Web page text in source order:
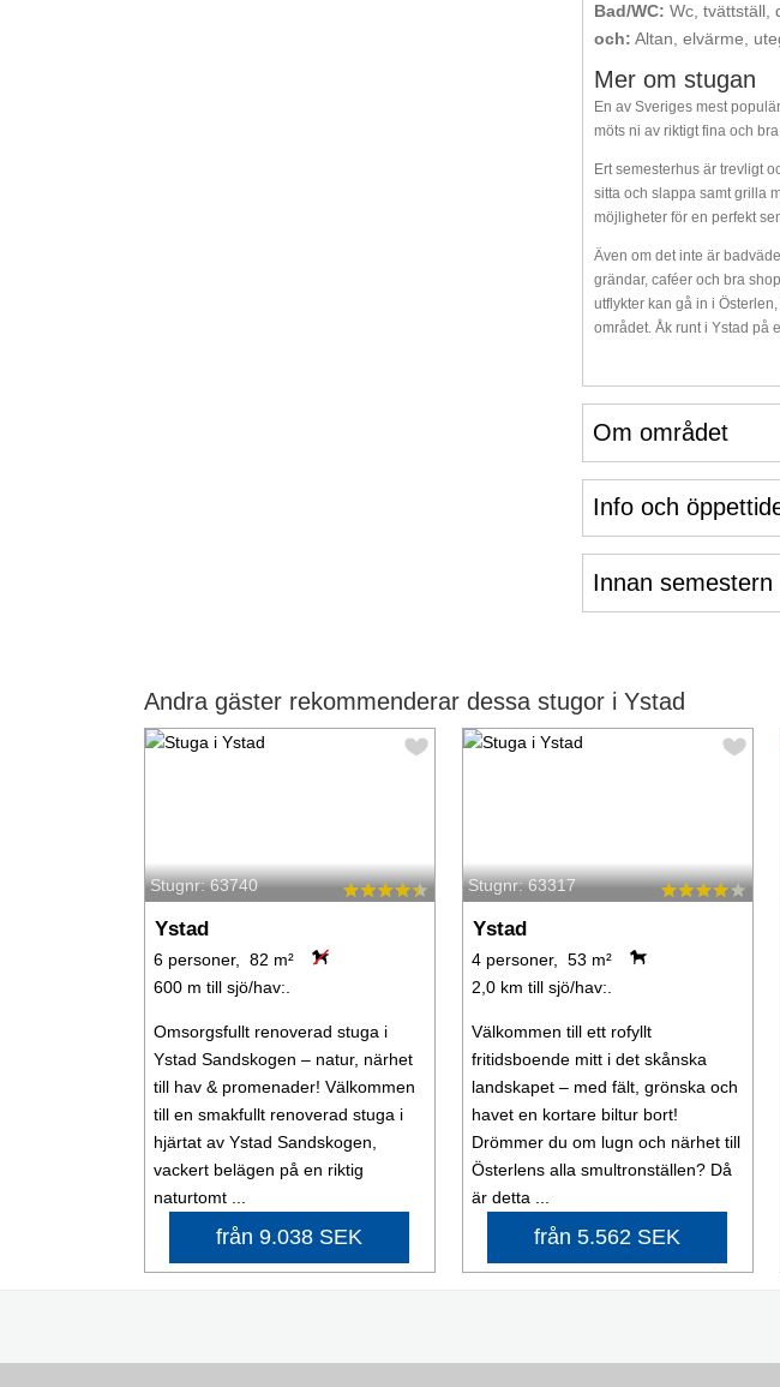
Bad/WC: Wc, tvättställ,
och: Altan, elvärme,
Mer om stugan
En av Sveriges mest
möts ni av riktigt fina och
Ert semesterhus är trevligt
sitta och slappa samt grilla
möjligheter för en perfekt
Även om det inte är
grändar, caféer och bra
utflykter kan gå in i
området. Åk runt i Ystad på
Om området
Info och
Innan semestern
Andra gäster rekommenderar dessa stugor i Ystad
Stugnr: 63740
Ystad
6 personer, 82 m²
600 m till sjö/hav:.
Omsorgsfullt renoverad stuga i
Ystad Sandskogen – natur, närhet
till hav & promenader! Välkommen
till en smakfullt renoverad stuga i
hjärtat av Ystad Sandskogen,
vackert belägen på en riktig
naturtomt ...
från 9.038 SEK
Stugnr: 63317
Ystad
4 personer, 53 m²
2,0 km till sjö/hav:.
Välkommen till ett rofyllt
fritidsboende mitt i det skånska
landskapet – med fält, grönska och
havet en kortare biltur bort!
Drömmer du om lugn och närhet till
Österlens alla smultronställen? Då
är detta ...
från 5.562 SEK